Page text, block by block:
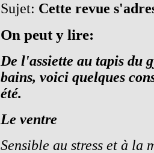
Sujet: Cette revue
On peut y lire:
De l'assiette au tapis du
bains, voici quelques
été.
Le ventre
Sensible au stress et à la